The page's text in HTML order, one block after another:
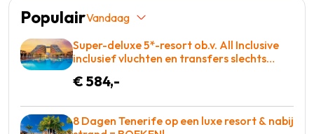
PopulairVandaag
Super-deluxe 5*-resort ob.v. All Inclusive
inclusief vluchten en transfers slechts
€ 584,-
8 Dagen Tenerife op een luxe resort & nabij